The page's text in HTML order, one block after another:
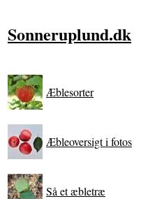
Sonneruplund.dk
Æblesorter
Æbleoversigt i fotos
Så et æbletræ